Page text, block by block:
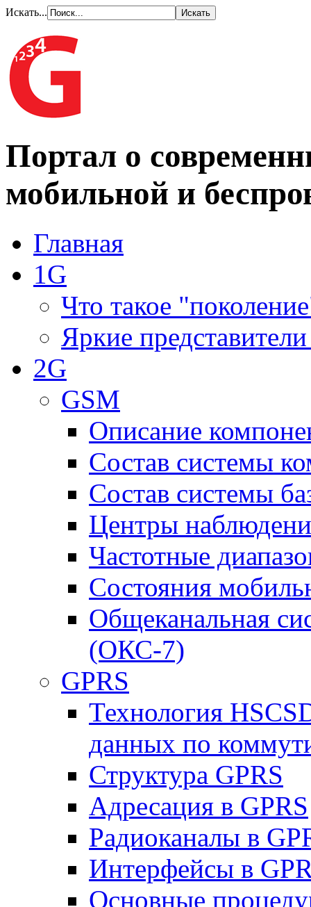
Искать...
Портал о
мобильной и
Главная
1G
Что такое
Яркие
2G
GSM
Описание
Состав системы
Состав системы
Центры
Частотные
Состояния
Общеканальная
(ОКС-7)
GPRS
Технология
данных по
Структура GPRS
Адресация в GPRS
Радиоканалы в
Интерфейсы в
Основные